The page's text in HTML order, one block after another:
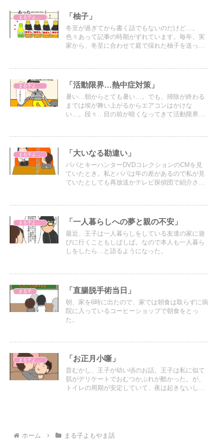
まる子よもやま話 「柚子」
冬至が過ぎてから書く話でもないのだけど…。
色々あって記事の時期がずれています。毎年、実
家から、冬至に合わせて庭で採れた柚子を送って
「活動限界…熱中症対策」
暑い…朝からとても暑い…。でも、掃除が終わる
までは埃が舞い上がるからエアコンはかけな
い…。段々…目の前が暗くなってきて活動限界が
「大いなる勘違い」
パパとキーハンターDVDコレクションのCMを見
ていたとき。私とパパは年の差があるので私が見
ていたとしても再放送かテレビ探偵団で紹介され
まる子よもやま話 「一人暮らしへの夢と親の不安」
最近、王子は一人暮らしをしている友達の家に遊
びに行くこともしばしば。なので本人も一人暮ら
しをしたら…と語るようになった。
まる子 「直腸脱手術当日」
朝、家を6時に出たので、家では朝食は取らずに病
院に入っているコーヒーショップで朝食をとっ
た。
「お正月小噺」
昔むかし、王子が幼い頃のお話。王子は私に似て
肌がデリケートでおむつかぶれが酷かった。が、
トイレの周期が安定していて、夜は起きないし、
ホーム まる子よもやま話